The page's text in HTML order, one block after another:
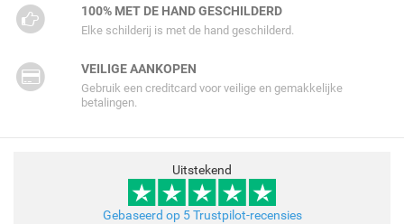
100% MET DE HAND GESCHILDERD
Elke schilderij is met de hand geschilderd.
VEILIGE AANKOPEN
Gebruik een creditcard voor veilige en gemakkelijke
betalingen.
Uitstekend
Gebaseerd op 5 Trustpilot-recensies